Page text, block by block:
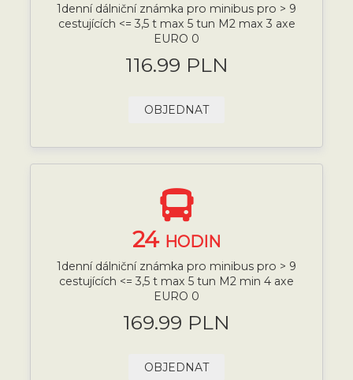
1denní dálniční známka pro minibus pro > 9
cestujících <= 3,5 t max 5 tun M2 max 3 axe
EURO 0
116.99 PLN
OBJEDNAT
24 HODIN
1denní dálniční známka pro minibus pro > 9
cestujících <= 3,5 t max 5 tun M2 min 4 axe
EURO 0
169.99 PLN
OBJEDNAT